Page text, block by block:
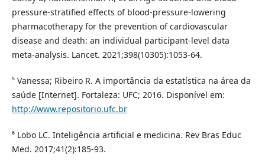
pressure-stratified effects of blood-pressure-lowering
pharmacotherapy for the prevention of cardiovascular
disease and death: an individual participant-level data
meta-analysis. Lancet. 2021;398(10305):1053-64.
⁵ Vanessa; Ribeiro R. A importância da estatística na área da
saúde [Internet]. Fortaleza: UFC; 2016. Disponível em:
http://www.repositorio.ufc.br
⁶ Lobo LC. Inteligência artificial e medicina. Rev Bras Educ
Med. 2017;41(2):185-93.